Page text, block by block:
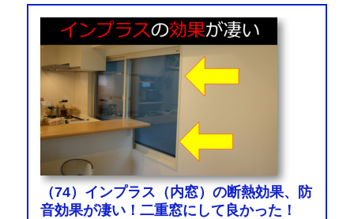
（74）インプラス（内窓）の断熱効果、防
音効果が凄い！二重窓にして良かった！